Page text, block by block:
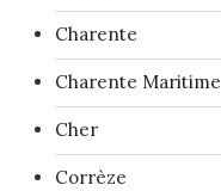
Charente
Charente Maritime
Cher
Corrèze